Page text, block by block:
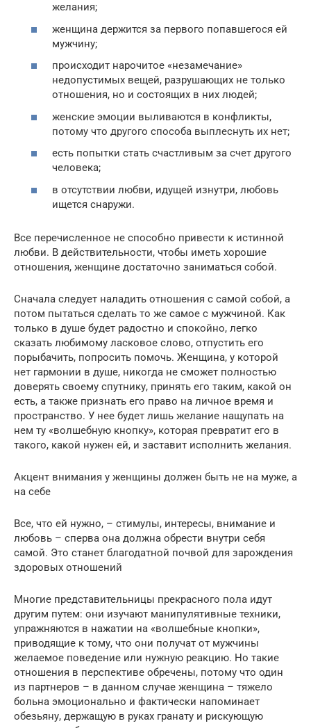
желания;
женщина держится за первого попавшегося ей
мужчину;
происходит нарочитое «незамечание»
недопустимых вещей, разрушающих не только
отношения, но и состоящих в них людей;
женские эмоции выливаются в конфликты,
потому что другого способа выплеснуть их нет;
есть попытки стать счастливым за счет другого
человека;
в отсутствии любви, идущей изнутри, любовь
ищется снаружи.
Все перечисленное не способно привести к истинной
любви. В действительности, чтобы иметь хорошие
отношения, женщине достаточно заниматься собой.
Сначала следует наладить отношения с самой собой, а
потом пытаться сделать то же самое с мужчиной. Как
только в душе будет радостно и спокойно, легко
сказать любимому ласковое слово, отпустить его
порыбачить, попросить помочь. Женщина, у которой
нет гармонии в душе, никогда не сможет полностью
доверять своему спутнику, принять его таким, какой он
есть, а также признать его право на личное время и
пространство. У нее будет лишь желание нащупать на
нем ту «волшебную кнопку», которая превратит его в
такого, какой нужен ей, и заставит исполнить желания.
Акцент внимания у женщины должен быть не на муже, а
на себе
Все, что ей нужно, – стимулы, интересы, внимание и
любовь – сперва она должна обрести внутри себя
самой. Это станет благодатной почвой для зарождения
здоровых отношений
Многие представительницы прекрасного пола идут
другим путем: они изучают манипулятивные техники,
упражняются в нажатии на «волшебные кнопки»,
приводящие к тому, что они получат от мужчины
желаемое поведение или нужную реакцию. Но такие
отношения в перспективе обречены, потому что один
из партнеров – в данном случае женщина – тяжело
больна эмоционально и фактически напоминает
обезьяну, держащую в руках гранату и рискующую